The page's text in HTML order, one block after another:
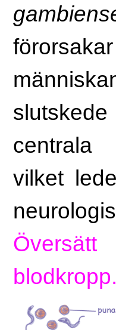
centrala
vilket